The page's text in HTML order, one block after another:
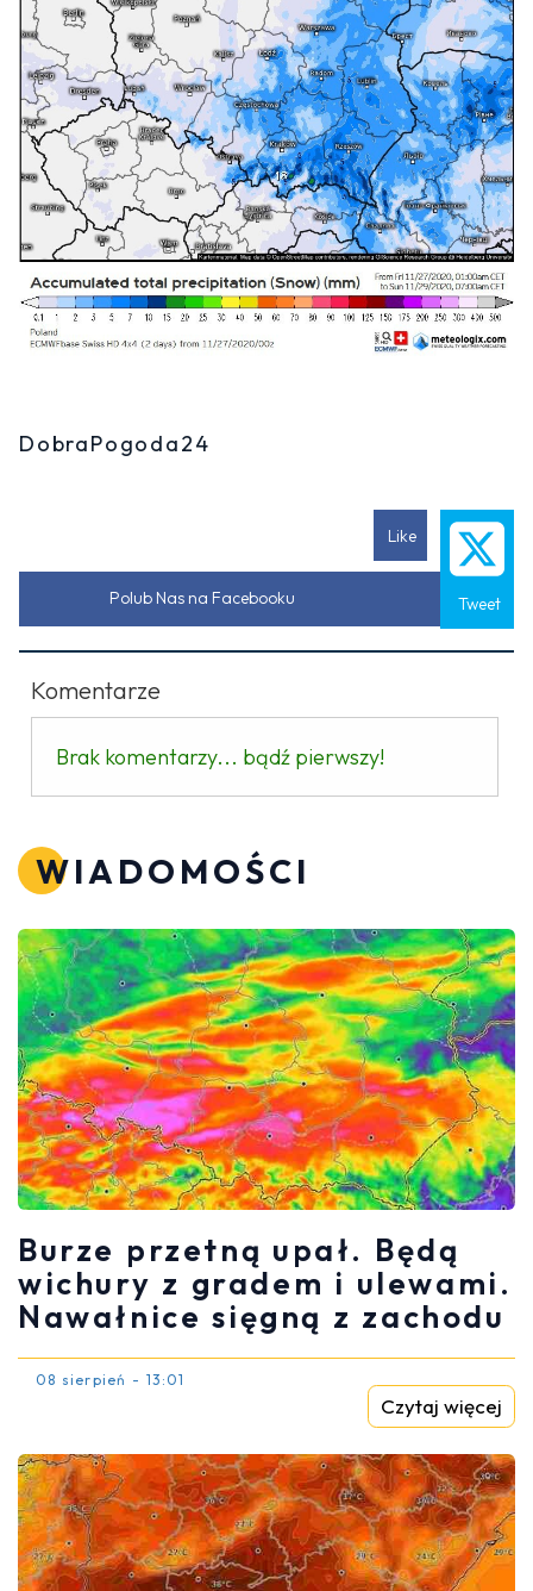
DobraPogoda24
Like
Tweet
Polub Nas na Facebooku
Komentarze
Brak komentarzy... bądź pierwszy!
WIADOMOŚCI
Burze przetną upał. Będą
wichury z gradem i ulewami.
Nawałnice sięgną z zachodu
08 sierpień - 13:01
Czytaj więcej